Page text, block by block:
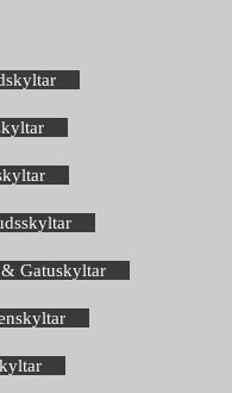
Gatuskyltar